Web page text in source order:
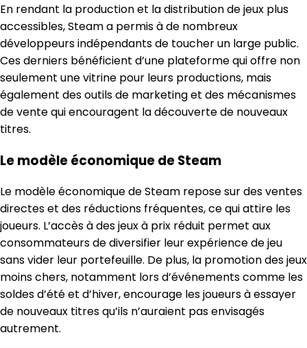
En rendant la production et la distribution de jeux plus
accessibles, Steam a permis à de nombreux
développeurs indépendants de toucher un large public.
Ces derniers bénéficient d’une plateforme qui offre non
seulement une vitrine pour leurs productions, mais
également des outils de marketing et des mécanismes
de vente qui encouragent la découverte de nouveaux
titres.
Le modèle économique de Steam
Le modèle économique de Steam repose sur des ventes
directes et des réductions fréquentes, ce qui attire les
joueurs. L’accès à des jeux à prix réduit permet aux
consommateurs de diversifier leur expérience de jeu
sans vider leur portefeuille. De plus, la promotion des jeux
moins chers, notamment lors d’événements comme les
soldes d’été et d’hiver, encourage les joueurs à essayer
de nouveaux titres qu’ils n’auraient pas envisagés
autrement.